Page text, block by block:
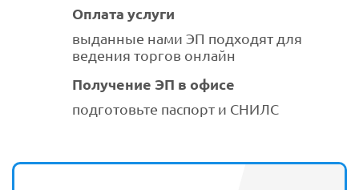
Оплата услуги
выданные нами ЭП подходят для
ведения торгов онлайн
Получение ЭП в офисе
подготовьте паспорт и СНИЛС